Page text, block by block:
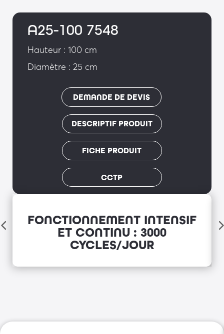
A25-100 7548
Hauteur : 100 cm
Diamètre : 25 cm
DEMANDE DE DEVIS
DESCRIPTIF PRODUIT
FICHE PRODUIT
CCTP
FONCTIONNEMENT INTENSIF
ET CONTINU : 3000
CYCLES/JOUR